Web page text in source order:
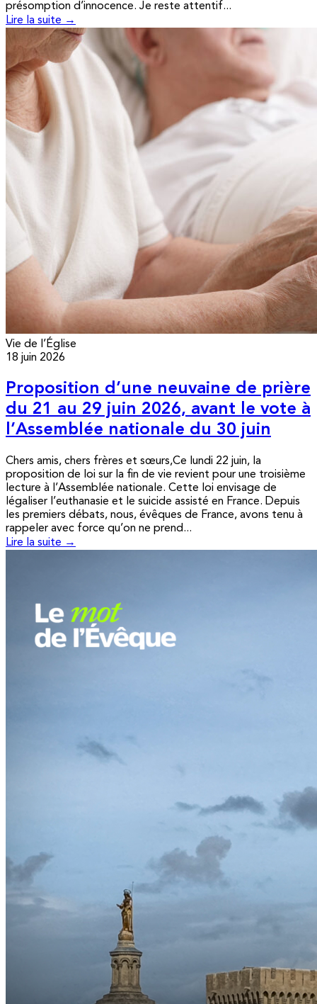
présomption d’innocence. Je reste attentif...
Lire la suite →
Vie de l’Église
18 juin 2026
Proposition d’une neuvaine de prière
du 21 au 29 juin 2026, avant le vote à
l’Assemblée nationale du 30 juin
Chers amis, chers frères et sœurs,Ce lundi 22 juin, la
proposition de loi sur la fin de vie revient pour une troisième
lecture à l’Assemblée nationale. Cette loi envisage de
légaliser l’euthanasie et le suicide assisté en France. Depuis
les premiers débats, nous, évêques de France, avons tenu à
rappeler avec force qu’on ne prend...
Lire la suite →